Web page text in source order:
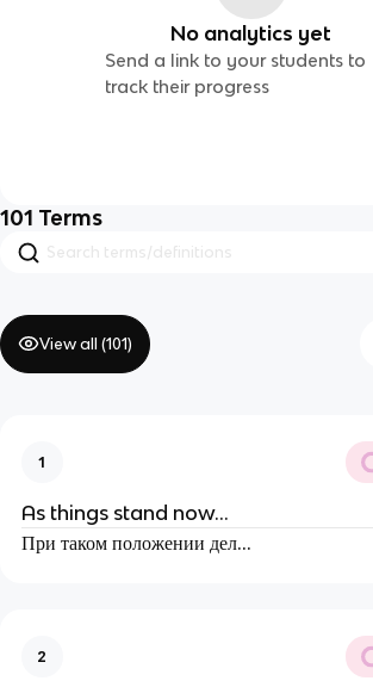
No analytics yet
Send a link to your students to
track their progress
101 Terms
View all (101)
1
As things stand now…
При таком положении дел…
2